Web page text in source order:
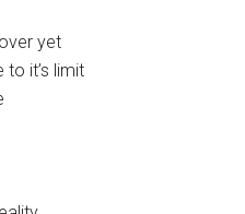
yet
it’s limit